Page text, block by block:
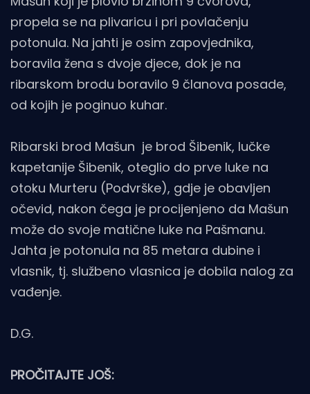
propela se na plivaricu i pri povlačenju
potonula. Na jahti je osim zapovjednika,
boravila žena s dvoje djece, dok je na
ribarskom brodu boravilo 9 članova posade,
od kojih je poginuo kuhar.
Ribarski brod Mašun je brod Šibenik, lučke
kapetanije Šibenik, oteglio do prve luke na
otoku Murteru (Podvrške), gdje je obavljen
očevid, nakon čega je procijenjeno da Mašun
može do svoje matične luke na Pašmanu.
Jahta je potonula na 85 metara dubine i
vlasnik, tj. službeno vlasnica je dobila nalog za
vađenje.
D.G.
PROČITAJTE JOŠ: